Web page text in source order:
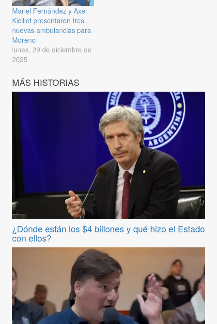
Mariel Fernández y Axel
Kicillof presentaron tres
nuevas ambulancias para
Moreno
lunes, 29 de diciembre de
2025
MÁS HISTORIAS
¿Dónde están los $4 billones y qué hizo el Estado
con ellos?